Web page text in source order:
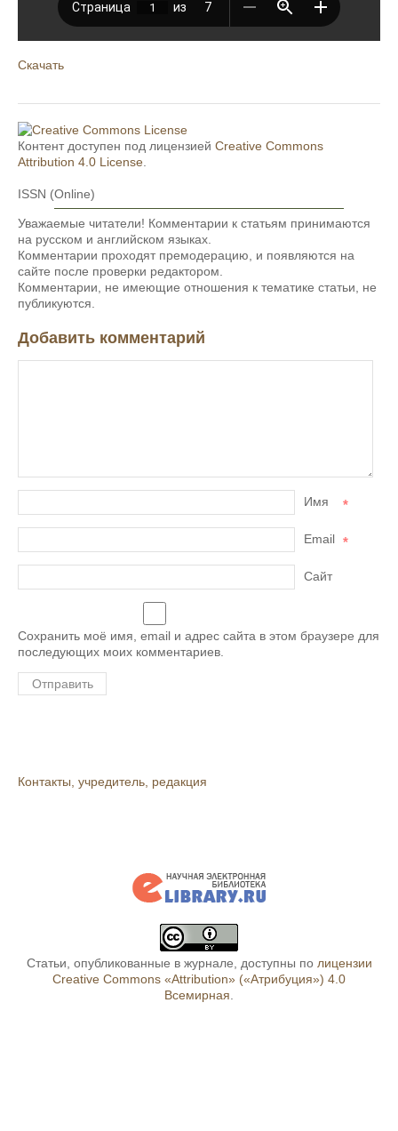
Скачать
Контент доступен под лицензией Creative Commons
Attribution 4.0 License
ISSN (Online)
Уважаемые читатели! Комментарии к статьям принимаются
на русском и английском языках.
Комментарии проходят премодерацию, и появляются на
сайте после проверки редактором.
Комментарии, не имеющие отношения к тематике статьи, не
публикуются.
Добавить комментарий
Имя *
Email *
Сайт
Сохранить моё имя, email и адрес сайта в этом браузере для
последующих моих комментариев.
Контакты, учредитель, редакция
Статьи, опубликованные в журнале, доступны по лицензии
Creative Commons «Attribution» («Атрибуция») 4.0
Всемирная